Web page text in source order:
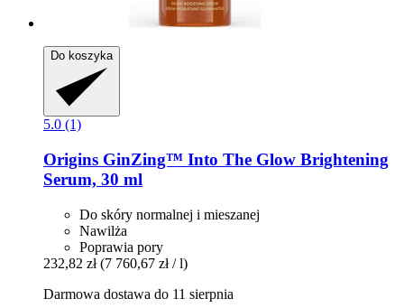
Do koszyka
5.0 (1)
Origins GinZing™ Into The Glow Brightening
Serum, 30 ml
Do skóry normalnej i mieszanej
Nawilża
Poprawia pory
232,82 zł (7 760,67 zł / l)
Darmowa dostawa do 11 sierpnia